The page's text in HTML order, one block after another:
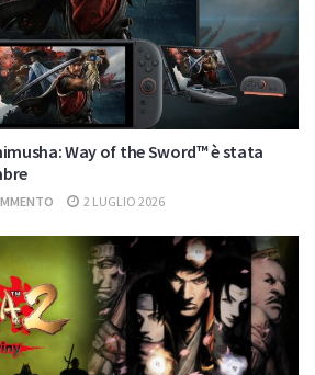
Way of the Sword™ è stata
2 LUGLIO 2026